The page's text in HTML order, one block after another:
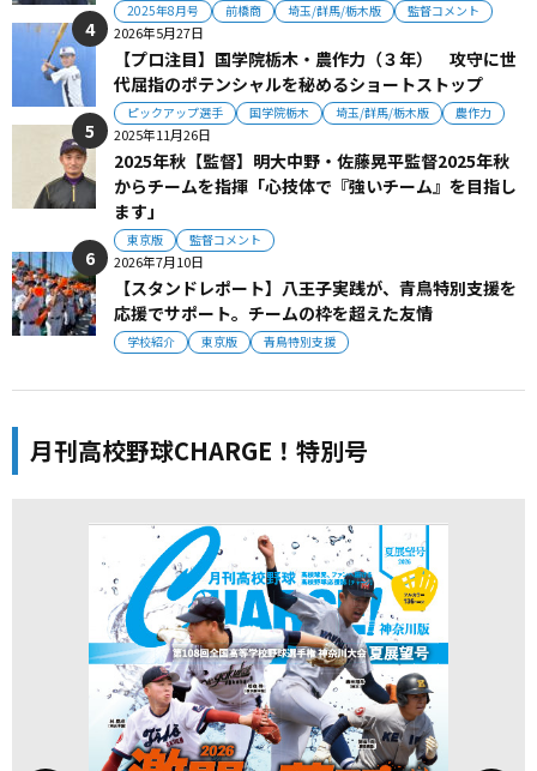
2025年8月号 前橋商 埼玉/群馬/栃木版 監督コメント
2026年5月27日
【プロ注目】国学院栃木・農作力（３年） 攻守に世
代屈指のポテンシャルを秘めるショートストップ
ピックアップ選手 国学院栃木 埼玉/群馬/栃木版 農作力
2025年11月26日
2025年秋【監督】明大中野・佐藤晃平監督2025年秋
からチームを指揮「心技体で『強いチーム』を目指し
ます」
東京版 監督コメント
2026年7月10日
【スタンドレポート】八王子実践が、青鳥特別支援を
応援でサポート。チームの枠を超えた友情
学校紹介 東京版 青鳥特別支援
月刊高校野球CHARGE！特別号